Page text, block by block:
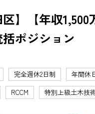
区】【年収
ポジション
完全週休2日制 年間休
RCCM 特別上級土木技